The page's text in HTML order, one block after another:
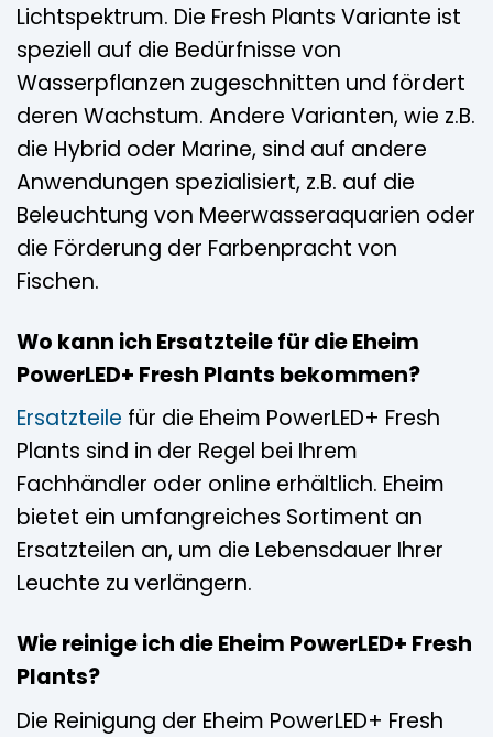
Lichtspektrum. Die Fresh Plants Variante ist
speziell auf die Bedürfnisse von
Wasserpflanzen zugeschnitten und fördert
deren Wachstum. Andere Varianten, wie z.B.
die Hybrid oder Marine, sind auf andere
Anwendungen spezialisiert, z.B. auf die
Beleuchtung von Meerwasseraquarien oder
die Förderung der Farbenpracht von
Fischen.
Wo kann ich Ersatzteile für die Eheim
PowerLED+ Fresh Plants bekommen?
Ersatzteile für die Eheim PowerLED+ Fresh
Plants sind in der Regel bei Ihrem
Fachhändler oder online erhältlich. Eheim
bietet ein umfangreiches Sortiment an
Ersatzteilen an, um die Lebensdauer Ihrer
Leuchte zu verlängern.
Wie reinige ich die Eheim PowerLED+ Fresh
Plants?
Die Reinigung der Eheim PowerLED+ Fresh